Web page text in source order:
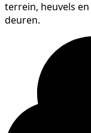
terrein, heuvels
deuren.